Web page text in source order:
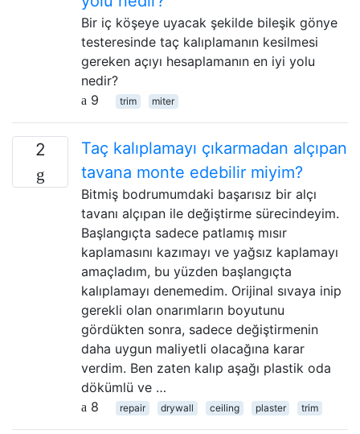
Bir iç köşeye uyacak şekilde bileşik gönye
testeresinde taç kalıplamanın kesilmesi
gereken açıyı hesaplamanın en iyi yolu
nedir?
9
trim miter
2
Taç kalıplamayı çıkarmadan alçıpan
tavana monte edebilir miyim?
Bitmiş bodrumumdaki başarısız bir alçı
tavanı alçıpan ile değiştirme sürecindeyim.
Başlangıçta sadece patlamış mısır
kaplamasını kazımayı ve yağsız kaplamayı
amaçladım, bu yüzden başlangıçta
kalıplamayı denemedim. Orijinal sıvaya inip
gerekli olan onarımların boyutunu
gördükten sonra, sadece değiştirmenin
daha uygun maliyetli olacağına karar
verdim. Ben zaten kalıp aşağı plastik oda
dökümlü ve …
8
repair drywall ceiling plaster trim